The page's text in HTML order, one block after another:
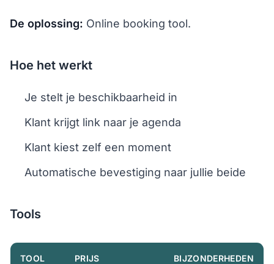
De oplossing: Online booking tool.
Hoe het werkt
Je stelt je beschikbaarheid in
Klant krijgt link naar je agenda
Klant kiest zelf een moment
Automatische bevestiging naar jullie beide
Tools
TOOL PRIJS BIJZONDERHEDEN